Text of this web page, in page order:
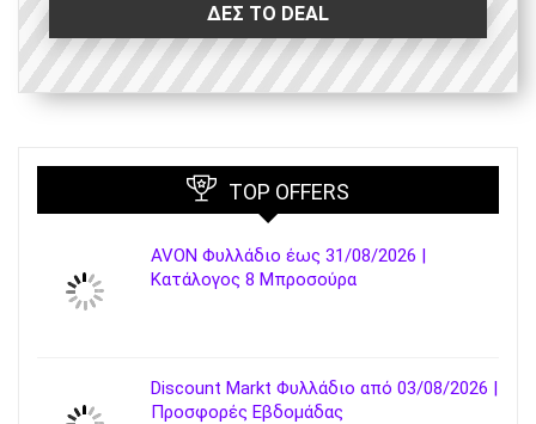
ΔΕΣ ΤΟ DEAL
TOP OFFERS
AVON Φυλλάδιο έως 31/08/2026 |
Κατάλογος 8 Μπροσούρα
Discount Markt Φυλλάδιο από 03/08/2026 |
Προσφορές Εβδομάδας